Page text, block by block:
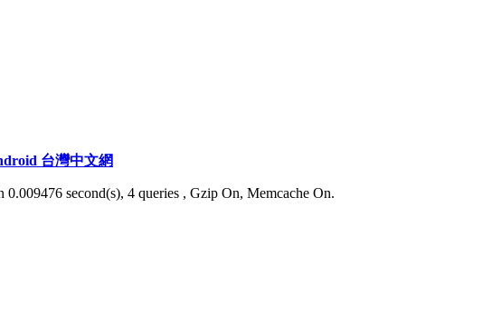
台灣中文網
0.009476 second(s), 4 queries , Gzip On, Memcache On.